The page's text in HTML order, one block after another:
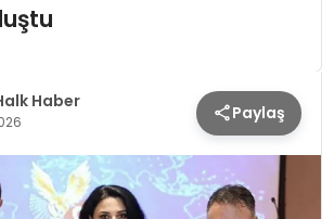
Haber
Paylaş